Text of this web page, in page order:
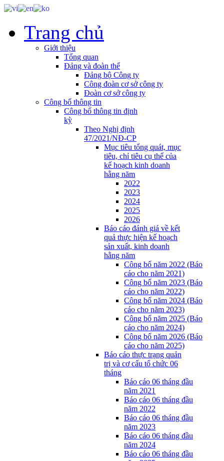
Trang chủ
Giới thiệu
Tổng quan
Đảng và đoàn thể
Đảng bộ Công ty
Công đoàn cơ sở công ty
Đoàn cơ sở công ty
Công bố thông tin
Công bố thông tin định
kỳ
Theo Nghị định
47/2021/NĐ-CP
Mục tiêu tổng quát, mục
tiêu, chỉ tiêu cụ thể của
kế hoạch kinh doanh
hằng năm
2022
2023
2024
2025
2026
Báo cáo đánh giá về kết
quả thực hiện kế hoạch
sản xuất, kinh doanh
hằng năm
Công bố năm 2022 (Báo
cáo cho năm 2021)
Công bố năm 2023 (Báo
cáo cho năm 2022)
Công bố năm 2024 (Báo
cáo cho năm 2023)
Công bố năm 2025 (Báo
cáo cho năm 2024)
Công bố năm 2026 (Báo
cáo cho năm 2025)
Báo cáo thực trạng quản
trị và cơ cấu tổ chức 06
tháng
Báo cáo 06 tháng đầu
năm 2021
Báo cáo 06 tháng đầu
năm 2022
Báo cáo 06 tháng đầu
năm 2023
Báo cáo 06 tháng đầu
năm 2024
Báo cáo 06 tháng đầu